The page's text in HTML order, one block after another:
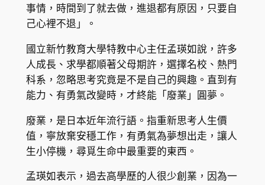
事情，時間到了就去做，進退都有原因，只要自
己心裡不退」。
國立新竹教育大學特教中心主任孟瑛如說，許多
人成長、求學都順著父母期許，選擇名校、熱門
科系，忽略思考究竟是不是自己的興趣。直到有
能力、有勇氣改變時，才終能「廢業」圓夢。
廢業，是日本近年流行語。指重新思考人生價
值，寧放棄安穩工作，有勇氣為夢想出走，讓人
生小停機，尋覓生命中最重要的東西。
孟瑛如表示，過去高學歷的人很少創業，因為一